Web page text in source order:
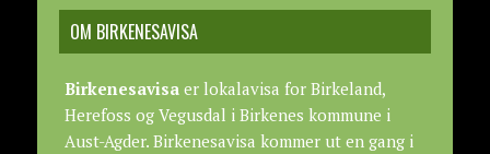
OM BIRKENESAVISA
Birkenesavisaer lokalavisa for Birkeland,
Herefoss og Vegusdal i Birkenes kommune i
Aust-Agder. Birkenesavisa kommer ut en gang i